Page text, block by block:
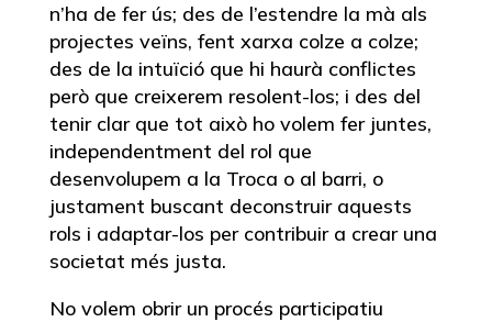
n’ha de fer ús; des de l’estendre la mà als
projectes veïns, fent xarxa colze a colze;
des de la intuïció que hi haurà conflictes
però que creixerem resolent-los; i des del
tenir clar que tot això ho volem fer juntes,
independentment del rol que
desenvolupem a la Troca o al barri, o
justament buscant deconstruir aquests
rols i adaptar-los per contribuir a crear una
societat més justa.
No volem obrir un procés participatiu